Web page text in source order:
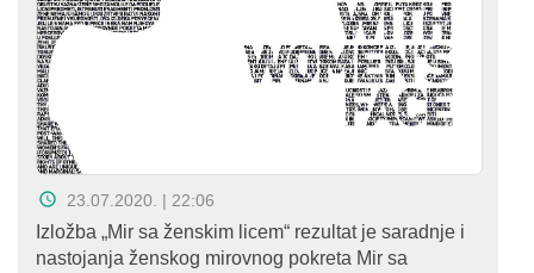
nama
Aktuelnosti
Mir
sa
ženskim
licem
23.07.2020. | 22:06
Izložba „Mir sa ženskim licem“ rezultat je saradnje i
nastojanja ženskog mirovnog pokreta Mir sa